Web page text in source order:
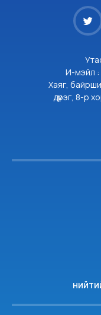
И-мэйл :
Хаяг,
дүүрэг, 8-р